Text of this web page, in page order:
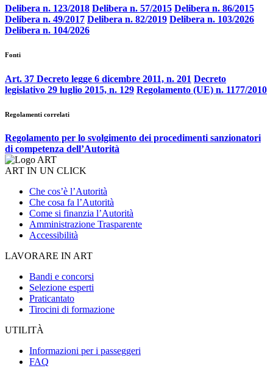
Delibera n. 123/2018 Delibera n. 57/2015 Delibera n. 86/2015
Delibera n. 49/2017 Delibera n. 82/2019 Delibera n. 103/2026
Delibera n. 104/2026
Fonti
Art. 37 Decreto legge 6 dicembre 2011, n. 201 Decreto
legislativo 29 luglio 2015, n. 129 Regolamento (UE) n. 1177/2010
Regolamenti correlati
Regolamento per lo svolgimento dei procedimenti sanzionatori
di competenza dell’Autorità
ART IN UN CLICK
Che cos’è l’Autorità
Che cosa fa l’Autorità
Come si finanzia l’Autorità
Amministrazione Trasparente
Accessibilità
LAVORARE IN ART
Bandi e concorsi
Selezione esperti
Praticantato
Tirocini di formazione
UTILITÀ
Informazioni per i passeggeri
FAQ